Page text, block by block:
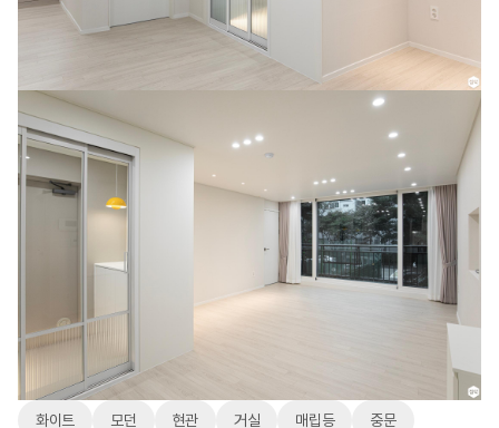
화이트 모던 현관 거실 매립등 중문